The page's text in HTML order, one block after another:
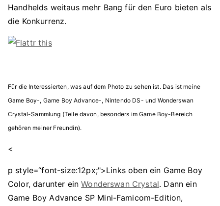
Handhelds weitaus mehr Bang für den Euro bieten als
die Konkurrenz.
Für die Interessierten, was auf dem Photo zu sehen ist. Das ist meine
Game Boy-, Game Boy Advance-, Nintendo DS- und Wonderswan
Crystal-Sammlung (Teile davon, besonders im Game Boy-Bereich
gehören meiner Freundin).
<
p style=“font-size:12px;">Links oben ein Game Boy
Color, darunter einWonderswan Crystal. Dann ein
Game Boy Advance SP Mini-Famicom-Edition,